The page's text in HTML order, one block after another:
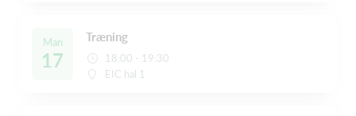
Man
17
Træning
18:00 - 19:30
EIC hal 1